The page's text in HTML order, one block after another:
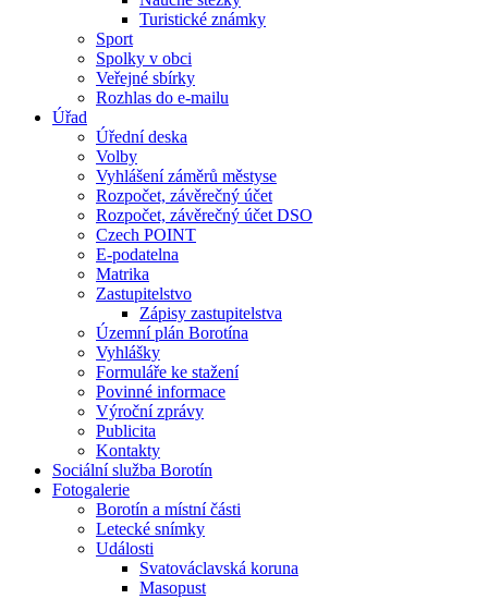
Turistické známky
Sport
Spolky v obci
Veřejné sbírky
Rozhlas do e-mailu
Úřad
Úřední deska
Volby
Vyhlášení záměrů městyse
Rozpočet, závěrečný účet
Rozpočet, závěrečný účet DSO
Czech POINT
E-podatelna
Matrika
Zastupitelstvo
Zápisy zastupitelstva
Územní plán Borotína
Vyhlášky
Formuláře ke stažení
Povinné informace
Výroční zprávy
Publicita
Kontakty
Sociální služba Borotín
Fotogalerie
Borotín a místní části
Letecké snímky
Události
Svatováclavská koruna
Masopust